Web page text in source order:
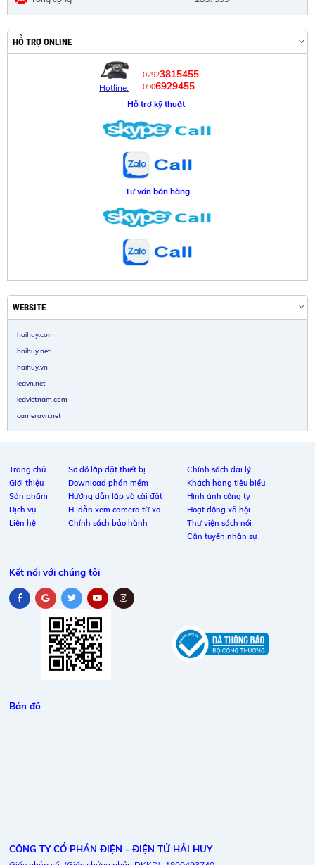
HỖ TRỢ ONLINE
Hotline:
02923815455
0906929455
Hỗ trợ kỹ thuật
Tư vấn bán hàng
WEBSITE
haihuy.com
haihuy.net
haihuy.vn
ledvn.net
ledvietnam.com
cameravn.net
Trang chủ
Giới thiệu
Sản phẩm
Dịch vụ
Liên hệ
Sơ đồ lắp đặt thiết bị
Download phần mềm
Hướng dẫn lắp và cài đặt
H. dẫn xem camera từ xa
Chính sách bảo hành
Chính sách đại lý
Khách hàng tiêu biểu
Hình ảnh công ty
Hoạt động xã hội
Thư viện sách nói
Cần tuyển nhân sự
Kết nối với chúng tôi
Bản đồ
CÔNG TY CỔ PHẦN ĐIỆN - ĐIỆN TỬ HẢI HUY